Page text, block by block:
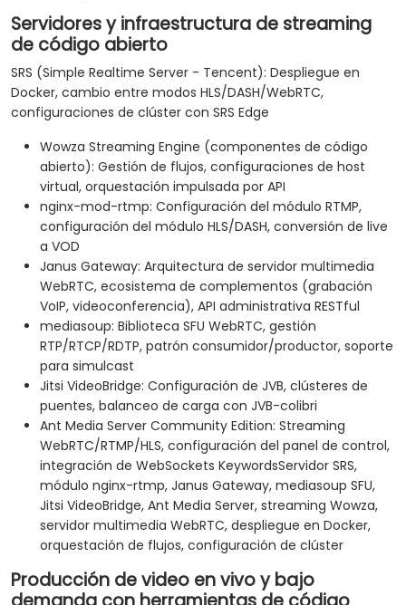
Servidores y infraestructura de streaming
de código abierto
SRS (Simple Realtime Server - Tencent): Despliegue en
Docker, cambio entre modos HLS/DASH/WebRTC,
configuraciones de clúster con SRS Edge
Wowza Streaming Engine (componentes de código
abierto): Gestión de flujos, configuraciones de host
virtual, orquestación impulsada por API
nginx-mod-rtmp: Configuración del módulo RTMP,
configuración del módulo HLS/DASH, conversión de live
a VOD
Janus Gateway: Arquitectura de servidor multimedia
WebRTC, ecosistema de complementos (grabación
VoIP, videoconferencia), API administrativa RESTful
mediasoup: Biblioteca SFU WebRTC, gestión
RTP/RTCP/RDTP, patrón consumidor/productor, soporte
para simulcast
Jitsi VideoBridge: Configuración de JVB, clústeres de
puentes, balanceo de carga con JVB-colibri
Ant Media Server Community Edition: Streaming
WebRTC/RTMP/HLS, configuración del panel de control,
integración de WebSockets KeywordsServidor SRS,
módulo nginx-rtmp, Janus Gateway, mediasoup SFU,
Jitsi VideoBridge, Ant Media Server, streaming Wowza,
servidor multimedia WebRTC, despliegue en Docker,
orquestación de flujos, configuración de clúster
Producción de video en vivo y bajo